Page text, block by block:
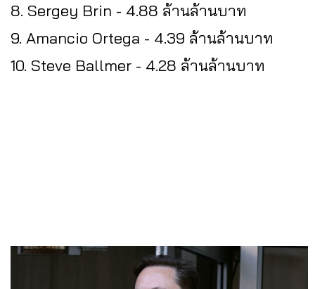
8. Sergey Brin - 4.88 ล้านล้านบาท
9. Amancio Ortega - 4.39 ล้านล้านบาท
10. Steve Ballmer - 4.28 ล้านล้านบาท